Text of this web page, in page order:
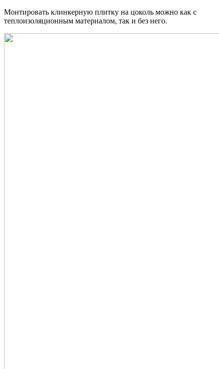
Монтировать клинкерную плитку на цоколь можно как с
теплоизоляционным материалом, так и без него.